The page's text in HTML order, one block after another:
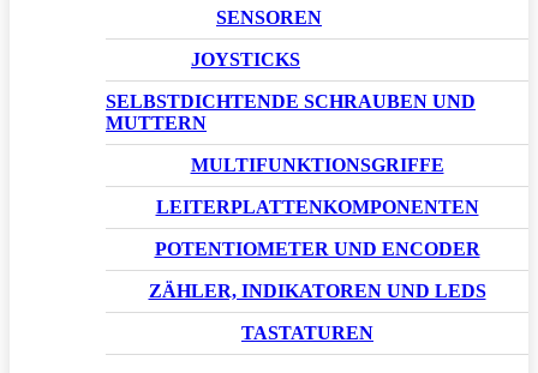
SENSOREN
JOYSTICKS
SELBSTDICHTENDE SCHRAUBEN UND
MUTTERN
MULTIFUNKTIONSGRIFFE
LEITERPLATTENKOMPONENTEN
POTENTIOMETER UND ENCODER
ZÄHLER, INDIKATOREN UND LEDS
TASTATUREN